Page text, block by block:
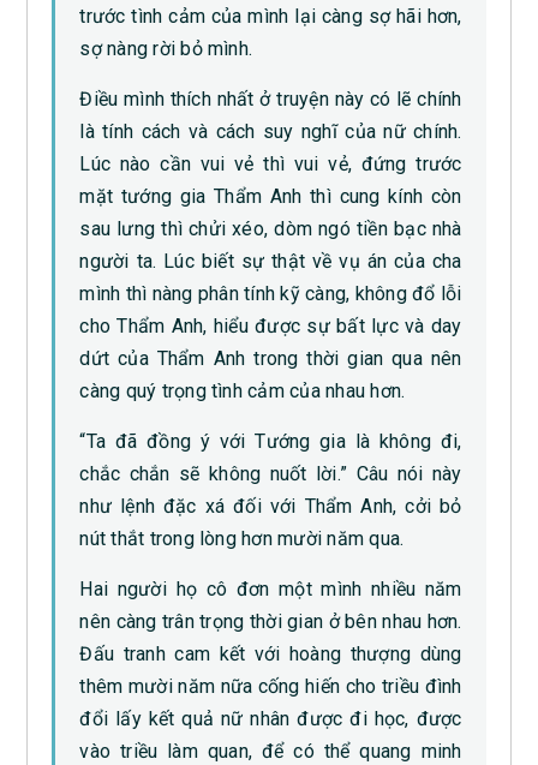
trước tình cảm của mình lại càng sợ hãi hơn,
sợ nàng rời bỏ mình.
Điều mình thích nhất ở truyện này có lẽ chính
là tính cách và cách suy nghĩ của nữ chính.
Lúc nào cần vui vẻ thì vui vẻ, đứng trước
mặt tướng gia Thẩm Anh thì cung kính còn
sau lưng thì chửi xéo, dòm ngó tiền bạc nhà
người ta. Lúc biết sự thật về vụ án của cha
mình thì nàng phân tính kỹ càng, không đổ lỗi
cho Thẩm Anh, hiểu được sự bất lực và day
dứt của Thẩm Anh trong thời gian qua nên
càng quý trọng tình cảm của nhau hơn.
“Ta đã đồng ý với Tướng gia là không đi,
chắc chắn sẽ không nuốt lời.” Câu nói này
như lệnh đặc xá đối với Thẩm Anh, cởi bỏ
nút thắt trong lòng hơn mười năm qua.
Hai người họ cô đơn một mình nhiều năm
nên càng trân trọng thời gian ở bên nhau hơn.
Đấu tranh cam kết với hoàng thượng dùng
thêm mười năm nữa cống hiến cho triều đình
đổi lấy kết quả nữ nhân được đi học, được
vào triều làm quan, để có thể quang minh